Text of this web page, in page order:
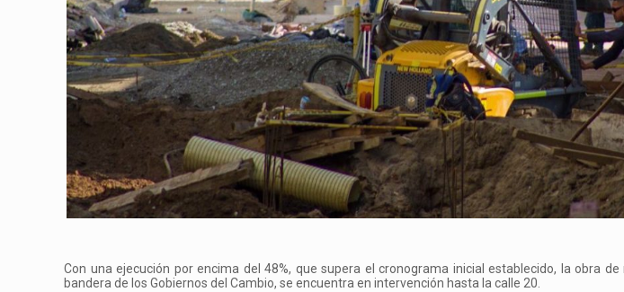
Con una ejecución por encima del 48%, que supera el cronograma inicial establecido, la obra
bandera de los Gobiernos del Cambio, se encuentra en intervención hasta la calle 20.